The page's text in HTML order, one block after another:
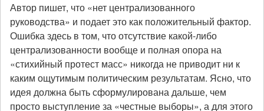
Автор пишет, что «нет централизованного
руководства» и подает это как положительный фактор.
Ошибка здесь в том, что отсутствие какой-либо
централизованности вообще и полная опора на
«стихийный протест масс» никогда не приводит ни к
каким ощутимым политическим результатам. Ясно, что
идея должна быть сформулирована дальше, чем
просто выступление за «честные выборы», а для этого